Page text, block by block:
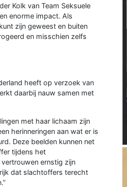
Kolk van Team Seksuele
enorme impact. Als
zijn geweest en buiten
en misschien zelfs
heeft op verzoek van
daarbij nauw samen met
met haar lichaam zijn
herinneringen aan wat er is
Deze beelden kunnen net
tijdens het
ernstig zijn
dat slachtoffers terecht